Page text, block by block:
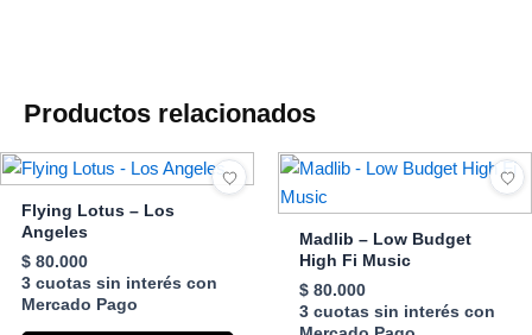
Productos relacionados
Flying Lotus – Los
Angeles
$80.000
3 cuotas sin interés con
Mercado Pago
Madlib – Low Budget
High Fi Music
$80.000
3 cuotas sin interés con